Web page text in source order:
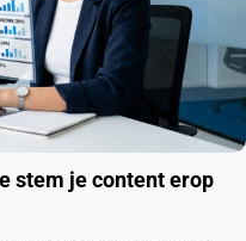
stem je content erop